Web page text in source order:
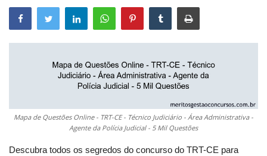
Mapa de Questões Online - TRT-CE - Técnico Judiciário - Área Administrativa -
Agente da Polícia Judicial - 5 Mil Questões
Descubra todos os segredos do concurso do TRT-CE para